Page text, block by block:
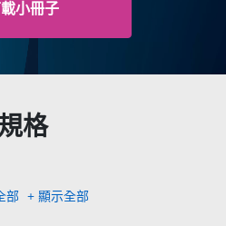
小冊子
格
部 + 顯示全部